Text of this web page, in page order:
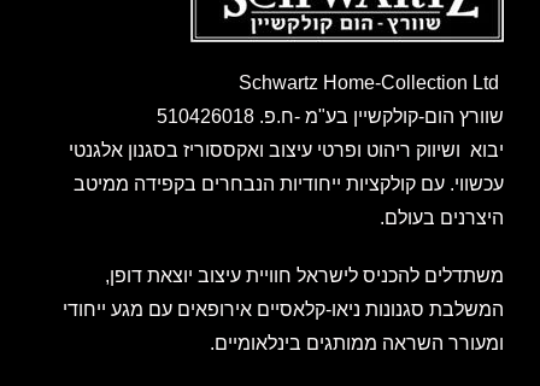
שוורץ הום-קולקשיין בע"מ -ח.פ. 510426018
יבוא ושיווק ריהוט ופרטי עיצוב ואקססוריז בסגנון אלגנטי
עכשווי. עם קולקציות ייחודיות הנבחרים בקפידה ממיטב
היצרנים בעולם.
משתדלים להכניס לישראל חוויית עיצוב יוצאת דופן,
המשלבת סגנונות ניאו-קלאסיים אירופאים עם מגע ייחודי
ומעורר השראה ממותגים בינלאומיים.